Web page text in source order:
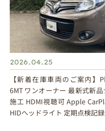
2026.04.25
【新着在庫車両のご案内】
6MT ワンオーナー 最新式新
施工 HDMI視聴可 Apple
HIDヘッドライト 定期点検記